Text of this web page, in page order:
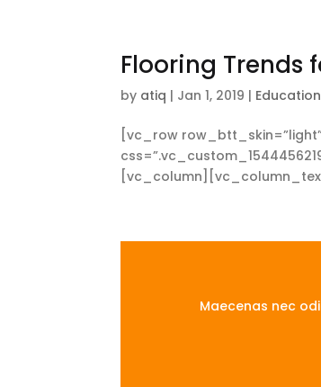
Flooring Trends
by atiq | Jan 1, 2019 |
[vc_row
Maecenas nec